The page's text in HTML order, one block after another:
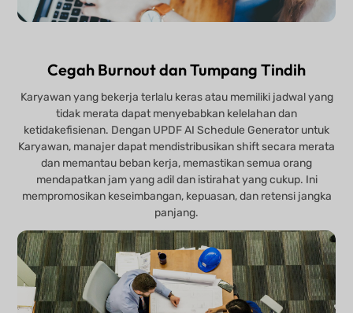
Cegah Burnout dan Tumpang Tindih
Karyawan yang bekerja terlalu keras atau memiliki jadwal yang
tidak merata dapat menyebabkan kelelahan dan
ketidakefisienan. Dengan UPDF AI Schedule Generator untuk
Karyawan, manajer dapat mendistribusikan shift secara merata
dan memantau beban kerja, memastikan semua orang
mendapatkan jam yang adil dan istirahat yang cukup. Ini
mempromosikan keseimbangan, kepuasan, dan retensi jangka
panjang.